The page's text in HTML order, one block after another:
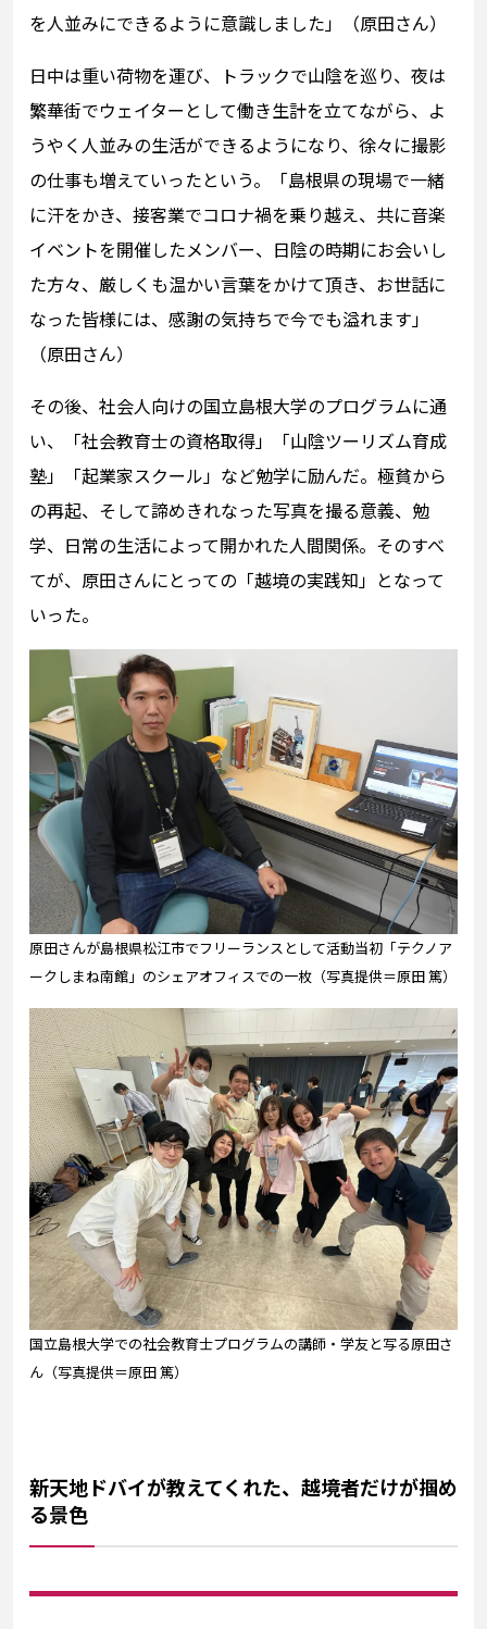
を人並みにできるように意識しました」（原田さん）
日中は重い荷物を運び、トラックで山陰を巡り、夜は
繁華街でウェイターとして働き生計を立てながら、よ
うやく人並みの生活ができるようになり、徐々に撮影
の仕事も増えていったという。「島根県の現場で一緒
に汗をかき、接客業でコロナ禍を乗り越え、共に音楽
イベントを開催したメンバー、日陰の時期にお会いし
た方々、厳しくも温かい言葉をかけて頂き、お世話に
なった皆様には、感謝の気持ちで今でも溢れます」
（原田さん）
その後、社会人向けの国立島根大学のプログラムに通
い、「社会教育士の資格取得」「山陰ツーリズム育成
塾」「起業家スクール」など勉学に励んだ。極貧から
の再起、そして諦めきれなった写真を撮る意義、勉
学、日常の生活によって開かれた人間関係。そのすべ
てが、原田さんにとっての「越境の実践知」となって
いった。
原田さんが島根県松江市でフリーランスとして活動当初「テクノア
ークしまね南館」のシェアオフィスでの一枚（写真提供＝原田 篤）
国立島根大学での社会教育士プログラムの講師・学友と写る原田さ
ん（写真提供＝原田 篤）
新天地ドバイが教えてくれた、越境者だけが掴め
る景色